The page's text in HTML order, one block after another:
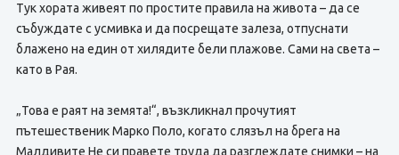
Тук хората живеят по простите правила на живота – да се
събуждате с усмивка и да посрещате залеза, отпуснати
блажено на един от хилядите бели плажове. Сами на света –
като в Рая.
„Това е раят на земята!“, възкликнал прочутият
пътешественик Марко Поло, когато слязъл на брега на
Малдивите Не си правете труда да разглеждате снимки – на